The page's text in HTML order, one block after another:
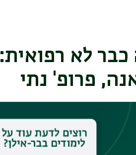
כבר לא רפואית:
פרופ' נתי
במרתון הרצאות קצרות